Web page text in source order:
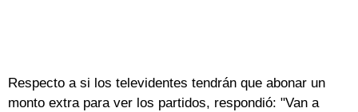
Respecto a si los televidentes tendrán que abonar un
monto extra para ver los partidos, respondió: "Van a